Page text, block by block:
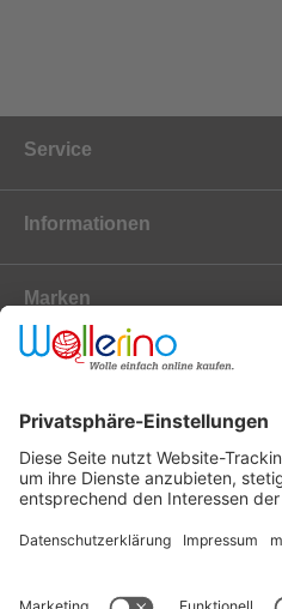
Service
Informationen
Marken
Newsletter
Versanddienstleister